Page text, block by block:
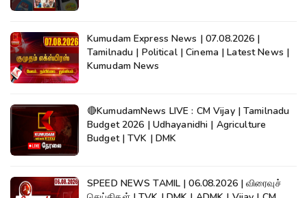
Kumudam Express News | 07.08.2026 |
Tamilnadu | Political | Cinema | Latest News |
Kumudam News
🔴KumudamNews LIVE : CM Vijay | Tamilnadu
Budget 2026 | Udhayanidhi | Agriculture
Budget | TVK | DMK
SPEED NEWS TAMIL | 06.08.2026 | விரைவுச்